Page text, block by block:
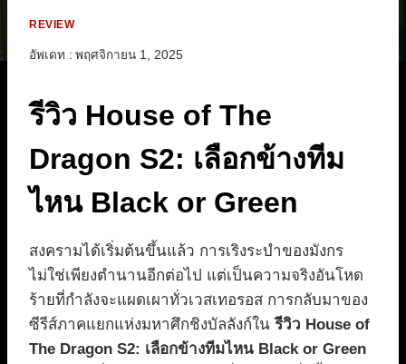
REVIEW
อัพเดท : พฤศจิกายน 1, 2025
รีวิว House of The
Dragon S2: เลือกข้างทีม
ไหน Black or Green
สงครามได้เริ่มต้นขึ้นแล้ว การเริงระบำของมังกร
ไม่ใช่เพียงตำนานอีกต่อไป แต่เป็นความจริงอันโหด
ร้ายที่กำลังจะแผดเผาทั่วเวสเทอรอส การกลับมาของ
ซีรีส์ภาคแยกแห่งมหาศึกชิงบัลลังก์ในรีวิว House of
The Dragon S2: เลือกข้างทีมไหน Black or Green